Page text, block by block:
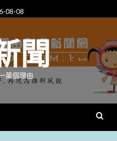
08-08
聞
萬個理由